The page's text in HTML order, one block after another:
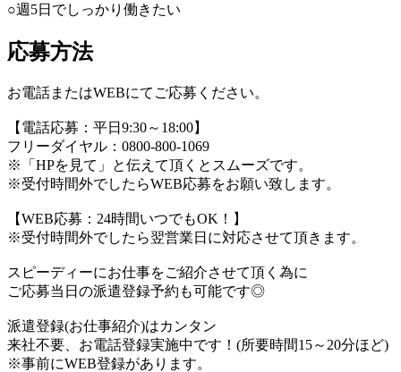
○週5日でしっかり働きたい
応募方法
お電話またはWEBにてご応募ください。
【電話応募：平日9:30～18:00】
フリーダイヤル：0800-800-1069
※「HPを見て」と伝えて頂くとスムーズです。
※受付時間外でしたらWEB応募をお願い致します。
【WEB応募：24時間いつでもOK！】
※受付時間外でしたら翌営業日に対応させて頂きます。
スピーディーにお仕事をご紹介させて頂く為に
ご応募当日の派遣登録予約も可能です◎
派遣登録(お仕事紹介)はカンタン
来社不要、お電話登録実施中です！(所要時間15～20分ほど)
※事前にWEB登録があります。